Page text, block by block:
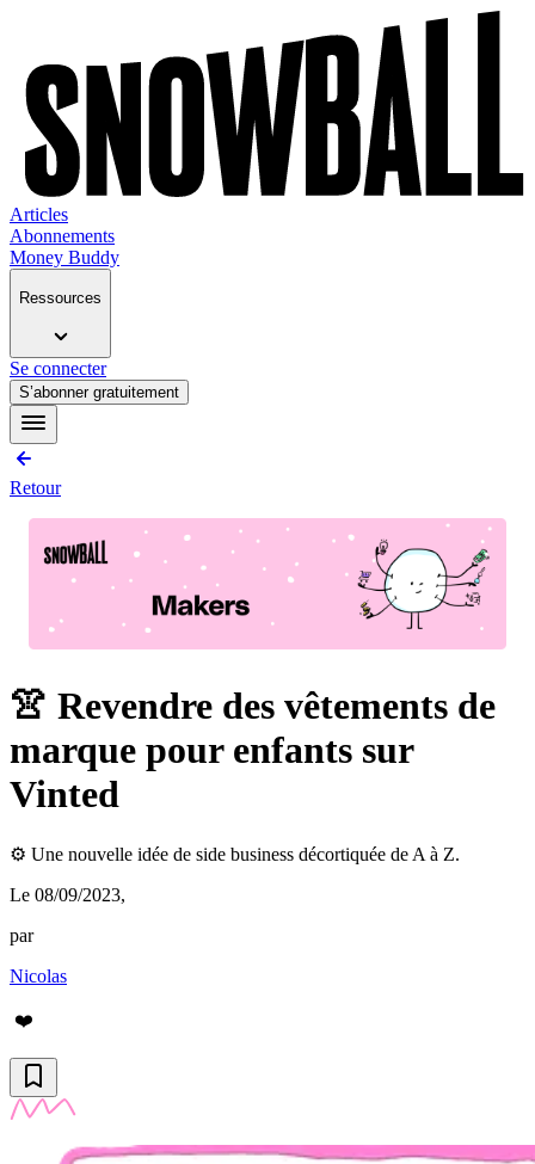
Articles
Abonnements
Money Buddy
Ressources
Se connecter
S’abonner gratuitement
Retour
👚 Revendre des vêtements de
marque pour enfants sur
Vinted
⚙️ Une nouvelle idée de side business décortiquée de A à Z.
Le 08/09/2023,
par
Nicolas
❤️